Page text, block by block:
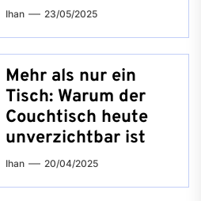
Ihan 23/05/2025
Mehr als nur ein
Tisch: Warum der
Couchtisch heute
unverzichtbar ist
Ihan 20/04/2025